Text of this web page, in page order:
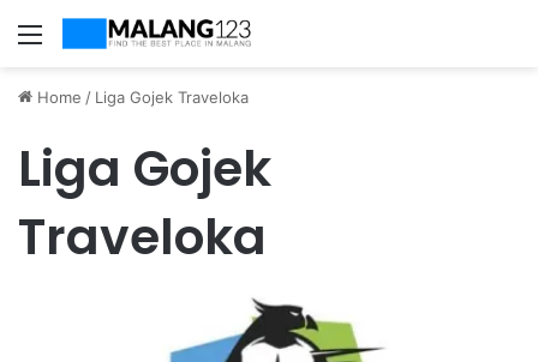
Home / Liga Gojek Traveloka
Liga Gojek
Traveloka